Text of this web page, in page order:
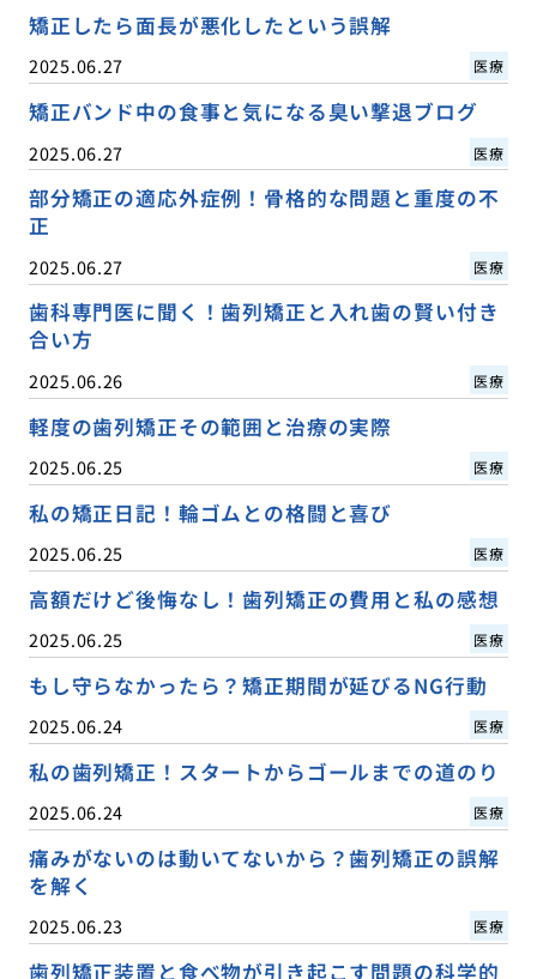
矯正したら面長が悪化したという誤解
2025.06.27 医療
矯正バンド中の食事と気になる臭い撃退ブログ
2025.06.27 医療
部分矯正の適応外症例！骨格的な問題と重度の不
正
2025.06.27 医療
歯科専門医に聞く！歯列矯正と入れ歯の賢い付き
合い方
2025.06.26 医療
軽度の歯列矯正その範囲と治療の実際
2025.06.25 医療
私の矯正日記！輪ゴムとの格闘と喜び
2025.06.25 医療
高額だけど後悔なし！歯列矯正の費用と私の感想
2025.06.25 医療
もし守らなかったら？矯正期間が延びるNG行動
2025.06.24 医療
私の歯列矯正！スタートからゴールまでの道のり
2025.06.24 医療
痛みがないのは動いてないから？歯列矯正の誤解
を解く
2025.06.23 医療
歯列矯正装置と食べ物が引き起こす問題の科学的